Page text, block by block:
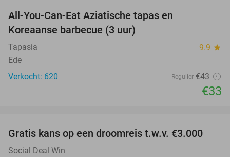
All-You-Can-Eat Aziatische tapas en
Koreaanse barbecue (3 uur)
Tapasia 9.9 star
Ede
Verkocht: 620
Regulier €43
€33
Gratis kans op een droomreis t.w.v. €3.000
Social Deal Win